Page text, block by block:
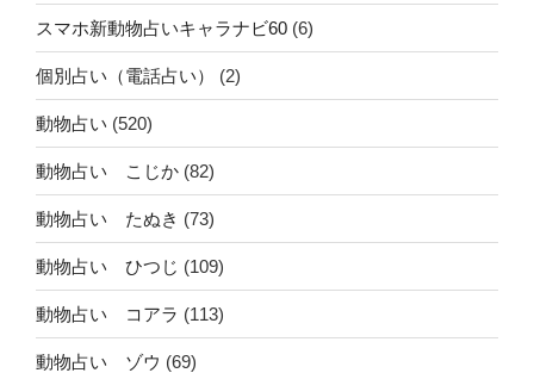
スマホ新動物占いキャラナビ60 (6)
個別占い（電話占い） (2)
動物占い (520)
動物占い こじか (82)
動物占い たぬき (73)
動物占い ひつじ (109)
動物占い コアラ (113)
動物占い ゾウ (69)